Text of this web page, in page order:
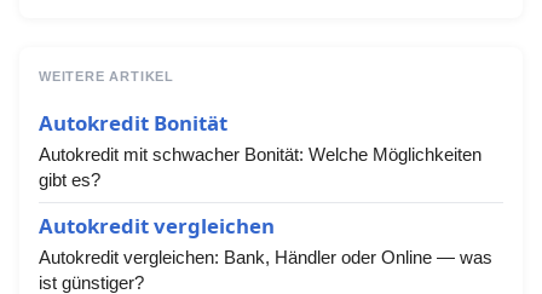
WEITERE ARTIKEL
Autokredit Bonität
Autokredit mit schwacher Bonität: Welche Möglichkeiten
gibt es?
Autokredit vergleichen
Autokredit vergleichen: Bank, Händler oder Online — was
ist günstiger?